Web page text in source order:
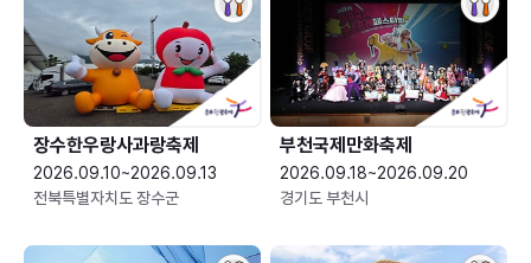
장수한우랑사과랑축제
2026.09.10~2026.09.13
전북특별자치도 장수군
부천국제만화축제
2026.09.18~2026.09.20
경기도 부천시